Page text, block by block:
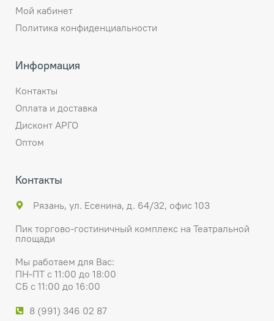
Мой кабинет
Политика конфиденциальности
Информация
Контакты
Оплата и доставка
Дисконт АРГО
Оптом
Контакты
Рязань, ул. Есенина, д. 64/32, офис 103
Пик торгово-гостиничный комплекс на Театральной
площади
Мы работаем для Вас:
ПН-ПТ с 11:00 до 18:00
СБ с 11:00 до 16:00
8 (991) 346 02 87